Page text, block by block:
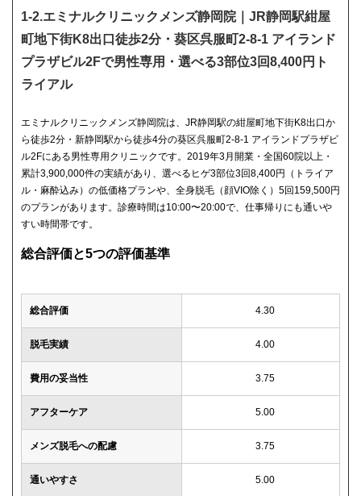
1-2.エミナルクリニックメンズ静岡院｜JR静岡駅紺屋
町地下街K8出口徒歩2分・葵区呉服町2-8-1 アイランド
プラザビル2Fで男性専用・選べる3部位3回8,400円ト
ライアル
エミナルクリニックメンズ静岡院は、JR静岡駅の紺屋町地下街K8出口か
ら徒歩2分・新静岡駅から徒歩4分の葵区呉服町2-8-1 アイランドプラザビ
ル2Fにある男性専用クリニックです。2019年3月開業・全国60院以上・
累計3,900,000件の実績があり、選べるヒゲ3部位3回8,400円（トライア
ル・麻酔込み）の低価格プランや、全身脱毛（顔VIO除く）5回159,500円
のプランがあります。診療時間は10:00〜20:00で、仕事帰りにも通いや
すい時間帯です。
総合評価と5つの評価基準
総合評価 4.30
脱毛実績 4.00
費用の妥当性 3.75
アフターケア 5.00
メンズ脱毛への配慮 3.75
通いやすさ 5.00